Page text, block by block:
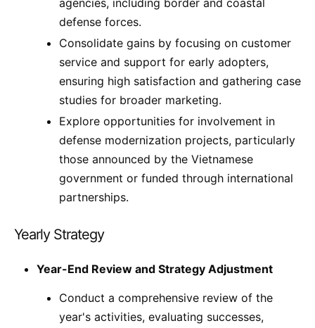
agencies, including border and coastal
defense forces.
Consolidate gains by focusing on customer
service and support for early adopters,
ensuring high satisfaction and gathering case
studies for broader marketing.
Explore opportunities for involvement in
defense modernization projects, particularly
those announced by the Vietnamese
government or funded through international
partnerships.
Yearly Strategy
Year-End Review and Strategy Adjustment
Conduct a comprehensive review of the
year's activities, evaluating successes,